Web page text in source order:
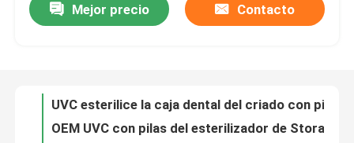
Control de calidad
Mejor precio Contacto
Abrelatas de boca dental ortodóntico para los dientes de limpieza orales que blanquean